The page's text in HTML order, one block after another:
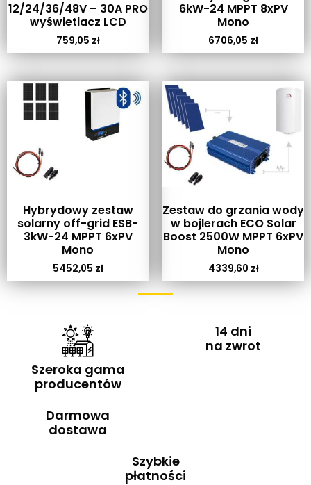
12/24/36/48V – 30A PRO
wyświetlacz LCD
759,05 zł
6kW-24 MPPT 8xPV
Mono
6706,05 zł
Hybrydowy zestaw
solarny off-grid ESB-
3kW-24 MPPT 6xPV
Mono
5452,05 zł
Zestaw do grzania wody
w bojlerach ECO Solar
Boost 2500W MPPT 6xPV
Mono
4339,60 zł
Szeroka gama
producentów
14 dni
na zwrot
Darmowa
dostawa
Szybkie
płatności